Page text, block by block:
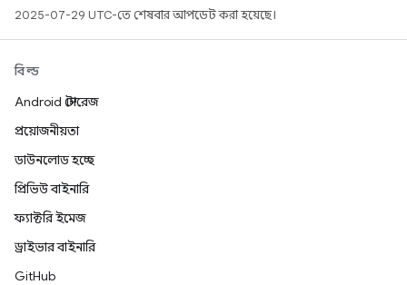
2025-07-29 UTC-তে শেষবার আপডেট করা হয়েছে।
বিল্ড
Android স্টোরেজ
প্রয়োজনীয়তা
ডাউনলোড হচ্ছে
প্রিভিউ বাইনারি
ফ্যাক্টরি ইমেজ
ড্রাইভার বাইনারি
GitHub